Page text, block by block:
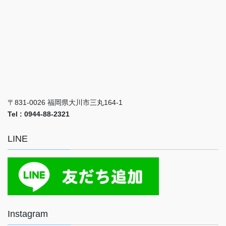
〒831-0026 福岡県大川市三丸164-1
Tel : 0944-88-2321
LINE
Instagram